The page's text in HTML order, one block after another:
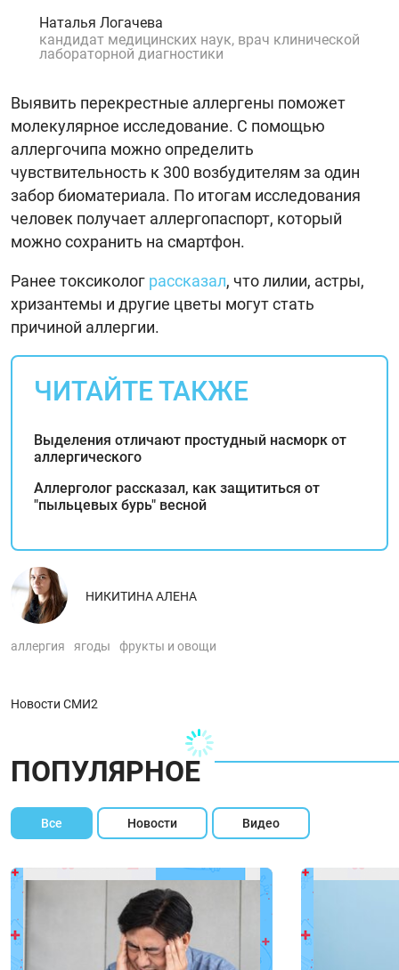
Наталья Логачева
кандидат медицинских наук, врач клинической
лабораторной диагностики
Выявить перекрестные аллергены поможет
молекулярное исследование. C помощью
аллергочипа можно определить
чувствительность к 300 возбудителям за один
забор биоматериала. По итогам исследования
человек получает аллергопаспорт, который
можно сохранить на смартфон.
Ранее токсиколог рассказал, что лилии, астры,
хризантемы и другие цветы могут стать
причиной аллергии.
ЧИТАЙТЕ ТАКЖЕ
Выделения отличают простудный насморк от
аллергического
Аллерголог рассказал, как защититься от
"пыльцевых бурь" весной
НИКИТИНА АЛЕНА
аллергия ягоды фрукты и овощи
Новости СМИ2
ПОПУЛЯРНОЕ
Все Новости Видео